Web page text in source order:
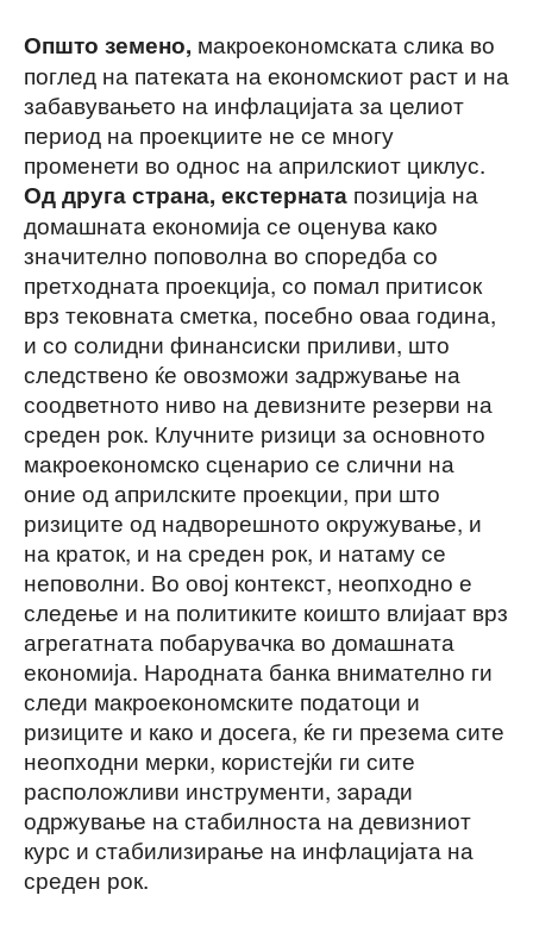
Општо земено, макроекономската слика во
поглед на патеката на економскиот раст и на
забавувањето на инфлацијата за целиот
период на проекциите не се многу
променети во однос на априлскиот циклус.
Од друга страна, екстерната позиција на
домашната економија се оценува како
значително поповолна во споредба со
претходната проекција, со помал притисок
врз тековната сметка, посебно оваа година,
и со солидни финансиски приливи, што
следствено ќе овозможи задржување на
соодветното ниво на девизните резерви на
среден рок. Клучните ризици за основното
макроекономско сценарио се слични на
оние од априлските проекции, при што
ризиците од надворешното окружување, и
на краток, и на среден рок, и натаму се
неповолни. Во овој контекст, неопходно е
следење и на политиките коишто влијаат врз
агрегатната побарувачка во домашната
економија. Народната банка внимателно ги
следи макроекономските податоци и
ризиците и како и досега, ќе ги презема сите
неопходни мерки, користејќи ги сите
расположливи инструменти, заради
одржување на стабилноста на девизниот
курс и стабилизирање на инфлацијата на
среден рок.